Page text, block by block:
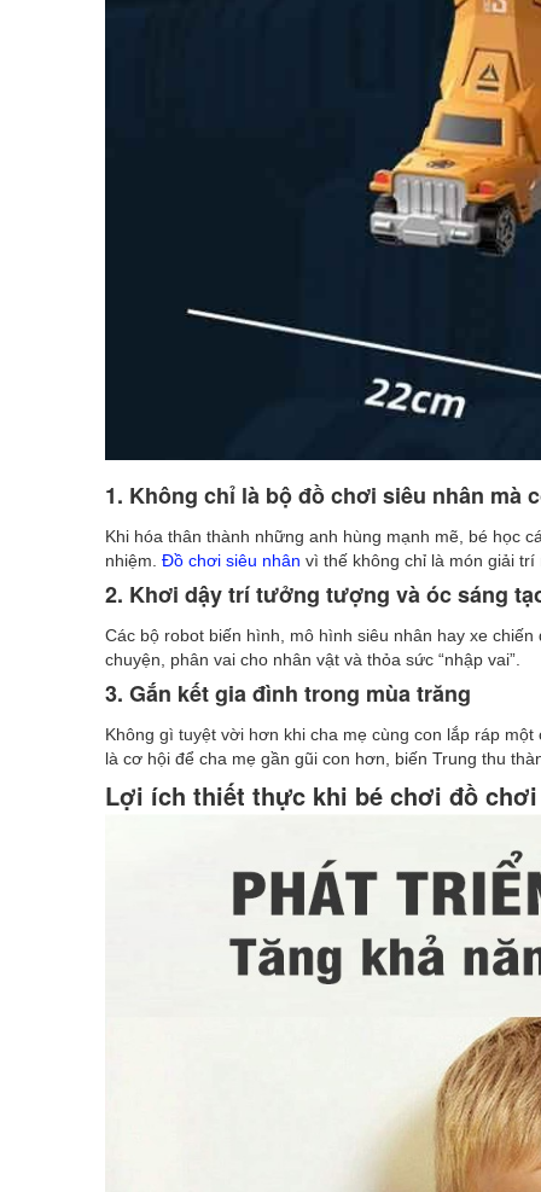
1. Không chỉ là bộ đồ chơi siêu nhân mà
Khi hóa thân thành những anh hùng mạnh mẽ, bé học
nhiệm. Đồ chơi siêu nhân vì thế không chỉ là món giải
2. Khơi dậy trí tưởng tượng và óc sáng
Các bộ robot biến hình, mô hình siêu nhân hay xe
chuyện, phân vai cho nhân vật và thỏa sức “nhập vai”.
3. Gắn kết gia đình trong mùa trăng
Không gì tuyệt vời hơn khi cha mẹ cùng con lắp ráp
là cơ hội để cha mẹ gần gũi con hơn, biến Trung thu
Lợi ích thiết thực khi bé chơi đồ